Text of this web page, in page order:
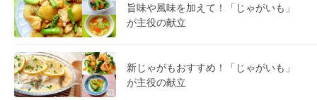
旨味や風味を加えて！「じゃがいも」
が主役の献立
新じゃがもおすすめ！「じゃがいも」
が主役の献立